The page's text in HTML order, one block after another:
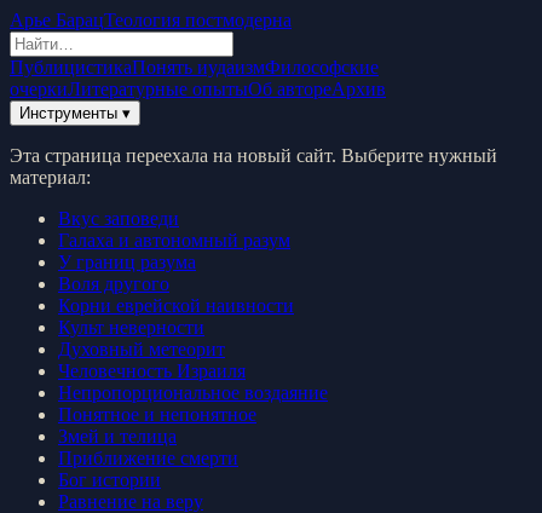
Арье БарацТеология постмодерна
ПублицистикаПонять иудаизмФилософские
очеркиЛитературные опытыОб автореАрхив
Инструменты ▾
Эта страница переехала на новый сайт. Выберите нужный
материал:
Вкус заповеди
Галаха и автономный разум
У границ разума
Воля другого
Корни еврейской наивности
Культ неверности
Духовный метеорит
Человечность Израиля
Непропорциональное воздаяние
Понятное и непонятное
Змей и телица
Приближение смерти
Бог истории
Равнение на веру